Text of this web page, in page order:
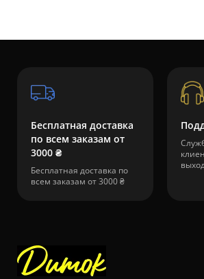
Бесплатная доставка
по всем заказам от
3000 ₴
Бесплатная доставка по
всем заказам от 3000 ₴